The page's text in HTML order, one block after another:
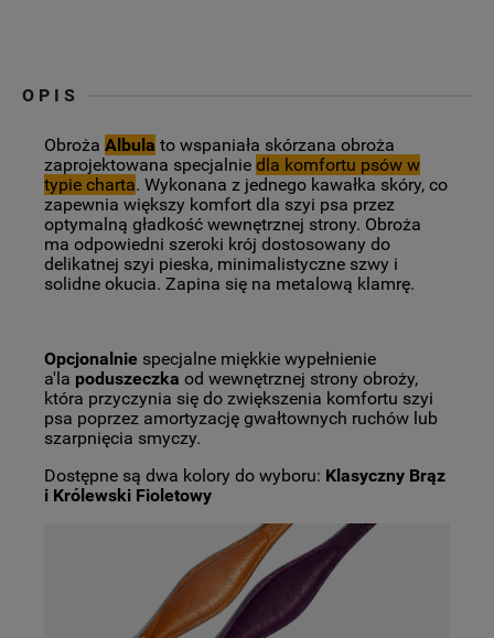
OPIS
Obroża Albula to wspaniała skórzana obroża
zaprojektowana specjalnie dla komfortu psów w
typie charta. Wykonana z jednego kawałka skóry, co
zapewnia większy komfort dla szyi psa przez
optymalną gładkość wewnętrznej strony. Obroża
ma odpowiedni szeroki krój dostosowany do
delikatnej szyi pieska, minimalistyczne szwy i
solidne okucia. Zapina się na metalową klamrę.
Opcjonalnie specjalne miękkie wypełnienie
a'la poduszeczka od wewnętrznej strony obroży,
która przyczynia się do zwiększenia komfortu szyi
psa poprzez amortyzację gwałtownych ruchów lub
szarpnięcia smyczy.
Dostępne są dwa kolory do wyboru: Klasyczny Brąz
i Królewski Fioletowy